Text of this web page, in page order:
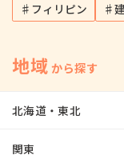
♯フィリピン
♯
地域から探す
北海道・東北
関東